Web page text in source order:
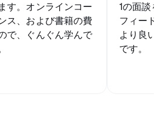
す。オンラインコー
ス、および書籍の費
で、ぐんぐん学んで
1の面談を
フィード
より良い
です。